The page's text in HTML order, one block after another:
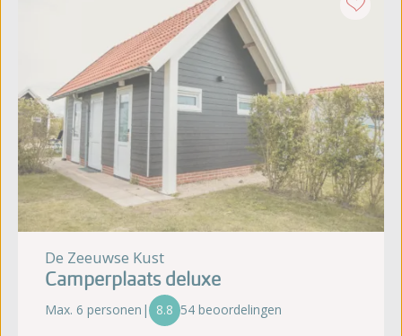
De Zeeuwse Kust
Camperplaats deluxe
Max. 6 personen | 8.8 54 beoordelingen